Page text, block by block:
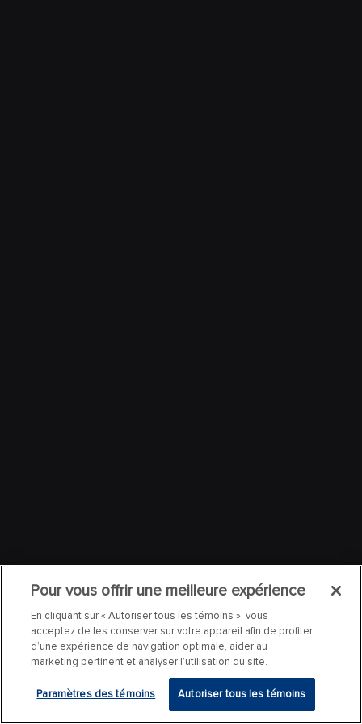
Pour vous offrir une meilleure expérience
En cliquant sur « Autoriser tous les témoins », vous
acceptez de les conserver sur votre appareil afin de profiter
d’une expérience de navigation optimale, aider au
marketing pertinent et analyser l’utilisation du site.
Paramètres des témoins Autoriser tous les témoins